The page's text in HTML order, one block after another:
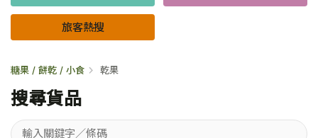
旅客熱搜
糖果 / 餅乾 / 小食 乾果
搜尋貨品